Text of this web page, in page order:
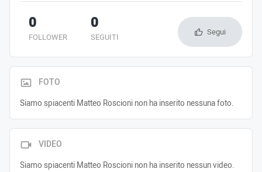
FOLLOWER
0
SEGUITI
0 Segui
FOTO
Siamo spiacenti Matteo Roscioni non ha inserito nessuna foto.
VIDEO
Siamo spiacenti Matteo Roscioni non ha inserito nessun video.